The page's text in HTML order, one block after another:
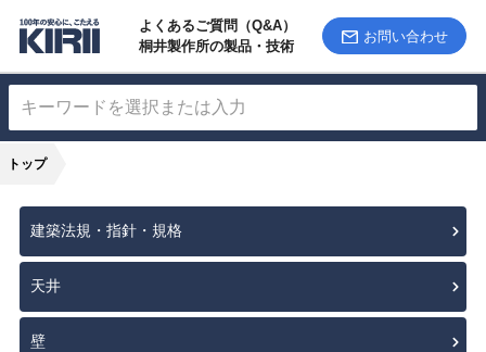
よくあるご質問（Q&A）
桐井製作所の製品・技術
お問い合わせ
トップ
建築法規・指針・規格
天井
壁